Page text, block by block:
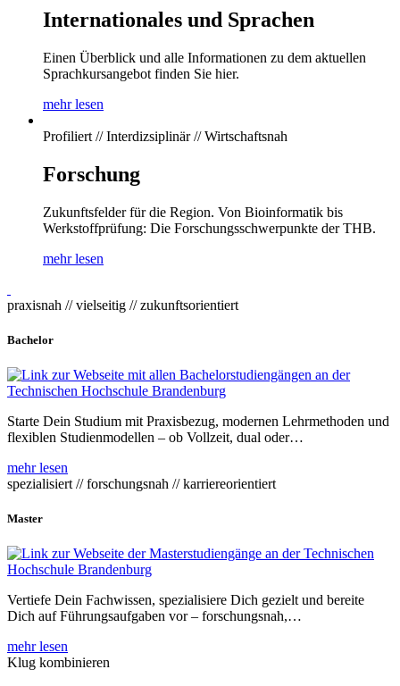
Internationales und Sprachen
Einen Überblick und alle Informationen zu dem aktuellen
Sprachkursangebot finden Sie hier.
mehr lesen
Profiliert // Interdizsiplinär // Wirtschaftsnah
Forschung
Zukunftsfelder für die Region. Von Bioinformatik bis
Werkstoffprüfung: Die Forschungsschwerpunkte der THB.
mehr lesen
praxisnah // vielseitig // zukunftsorientiert
Bachelor
Starte Dein Studium mit Praxisbezug, modernen Lehrmethoden und
flexiblen Studienmodellen – ob Vollzeit, dual oder…
mehr lesen
spezialisiert // forschungsnah // karriereorientiert
Master
Vertiefe Dein Fachwissen, spezialisiere Dich gezielt und bereite
Dich auf Führungsaufgaben vor – forschungsnah,…
mehr lesen
Klug kombinieren